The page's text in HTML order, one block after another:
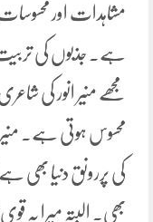
مشاہدات اور
ہے. جذبوں کی
مجھے منیر انور کی
محسوس ہوتی ہے. منیر
کی پررونق دنیا بھی
بھی. البتہ میرا یہ